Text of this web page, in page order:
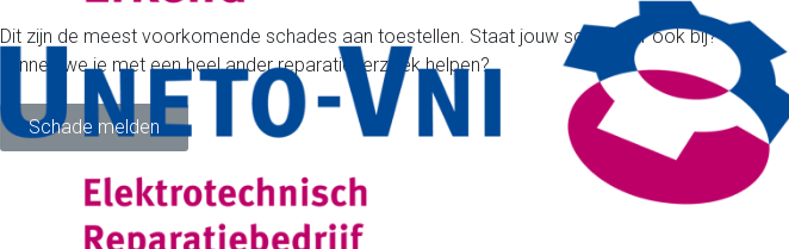
Dit zijn de meest voorkomende schades aan toestellen. Staat jouw schade er ook bij? Of
kunnen we je met een heel ander reparatieverzoek helpen?
Schade melden